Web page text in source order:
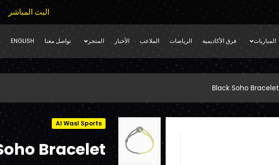
البث المباشر
المباريات فرق الأكاديمية الرياضات الملاعب الأخبار المتجر تواصل معنا ENGLISH
Black Soho Bracelet
Al Wasl Sports
Bracelet